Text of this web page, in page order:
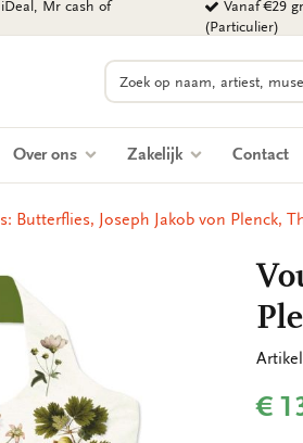
Mr cash of
Vanaf €29
(Particulier)
Zoeken
Over ons Zakelijk Contact
Butterflies, Joseph Jakob von Plenck,
€